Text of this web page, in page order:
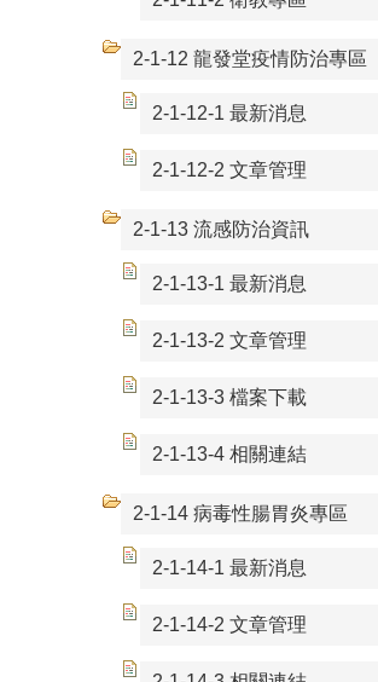
2-1-12 龍發堂疫情防治專區
2-1-12-1 最新消息
2-1-12-2 文章管理
2-1-13 流感防治資訊
2-1-13-1 最新消息
2-1-13-2 文章管理
2-1-13-3 檔案下載
2-1-13-4 相關連結
2-1-14 病毒性腸胃炎專區
2-1-14-1 最新消息
2-1-14-2 文章管理